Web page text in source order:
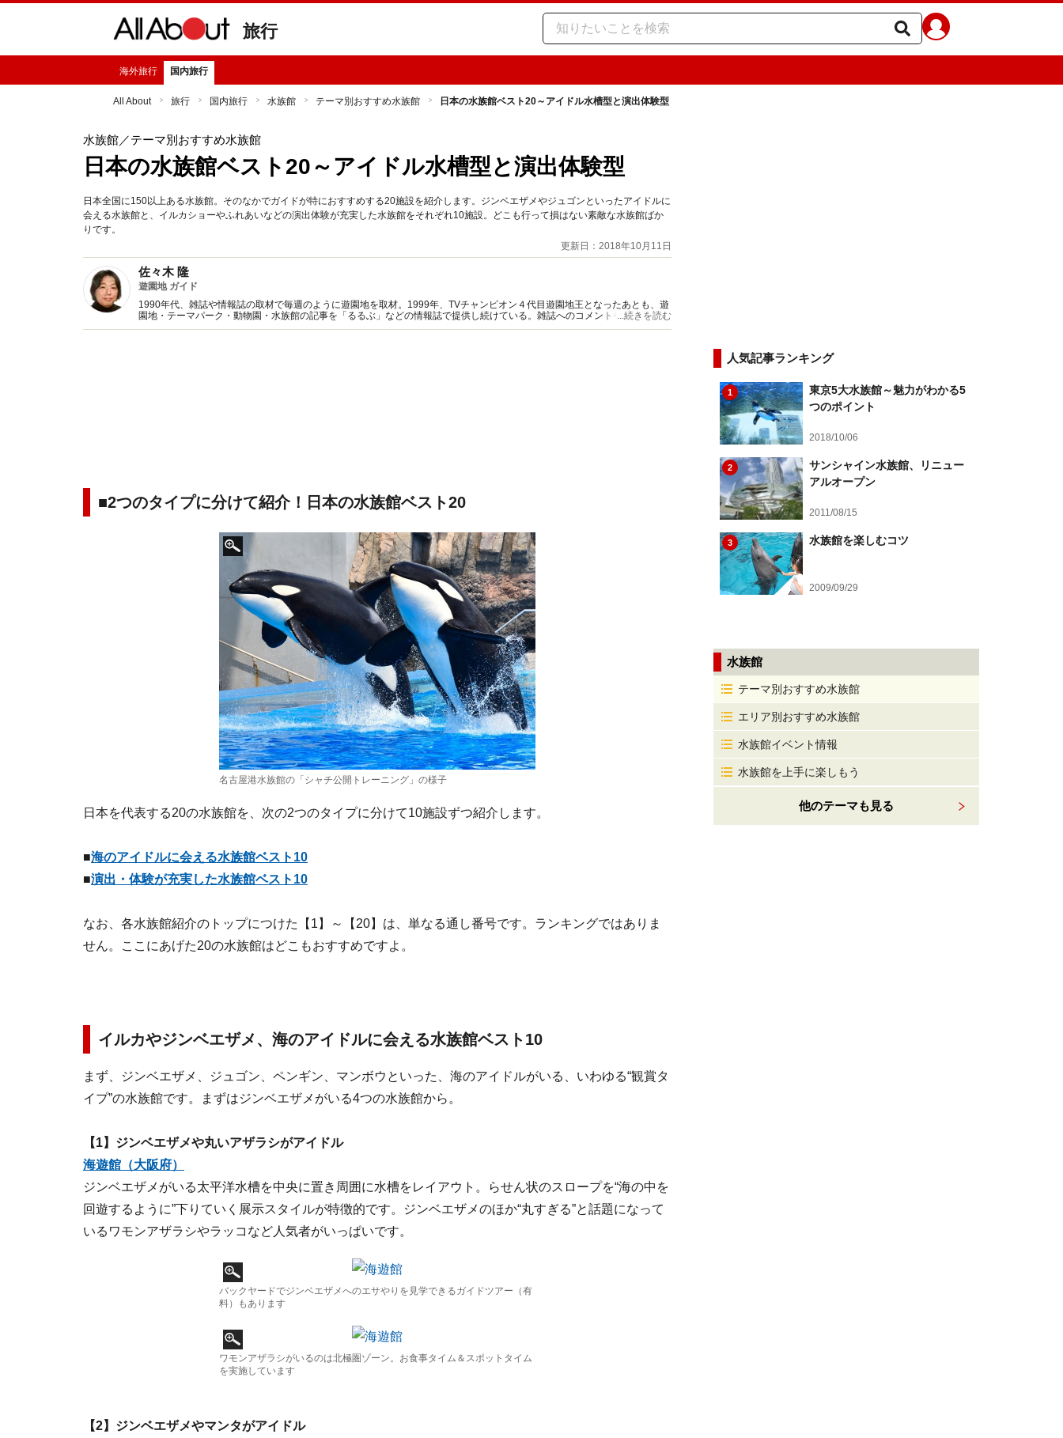
旅行
海外旅行 国内旅行
All About 旅行 国内旅行 水族館 テーマ別おすすめ水族館 日本の水族館ベスト20～アイドル水槽型と演出体験型
水族館／テーマ別おすすめ水族館
日本の水族館ベスト20～アイドル水槽型と演出体験型
日本全国に150以上ある水族館。そのなかでガイドが特におすすめする20施設を紹介します。ジンベエザメやジュゴンといったアイドルに
会える水族館と、イルカショーやふれあいなどの演出体験が充実した水族館をそれぞれ10施設。どこも行って損はない素敵な水族館ばか
りです。
更新日：2018年10月11日
佐々木 隆
遊園地 ガイド
1990年代、雑誌や情報誌の取材で毎週のように遊園地を取材。1999年、TVチャンピオン４代目遊園地王となったあとも、遊
園地・テーマパーク・動物園・水族館の記事を「るるぶ」などの情報誌で提供し続けている。雑誌へのコメントやテレビ・ラ
ジオ出演も多数。
...続きを読む
■2つのタイプに分けて紹介！日本の水族館ベスト20
名古屋港水族館の「シャチ公開トレーニング」の様子
日本を代表する20の水族館を、次の2つのタイプに分けて10施設ずつ紹介します。
■海のアイドルに会える水族館ベスト10
■演出・体験が充実した水族館ベスト10
なお、各水族館紹介のトップにつけた【1】～【20】は、単なる通し番号です。ランキングではありま
せん。ここにあげた20の水族館はどこもおすすめですよ。
イルカやジンベエザメ 、海のアイドルに会える水族館ベスト10
まず、ジンベエザメ、ジュゴン、ペンギン、マンボウといった、海のアイドルがいる、いわゆる“観賞タ
イプ”の水族館です。まずはジンベエザメがいる4つの水族館から。
【1】ジンベエザメや丸いアザラシがアイドル
海遊館（大阪府）
ジンベエザメがいる太平洋水槽を中央に置き周囲に水槽をレイアウト。らせん状のスロープを“海の中を
回遊するように”下りていく展示スタイルが特徴的です。ジンベエザメのほか“丸すぎる”と話題になって
いるワモンアザラシやラッコなど人気者がいっぱいです。
バックヤードでジンベエザメへのエサやりを見学できるガイドツアー（有
料）もあります
ワモンアザラシがいるのは北極圏ゾーン。お食事タイム＆スポットタイム
を実施しています
【2】ジンベエザメやマンタがアイドル
人気記事ランキング
1
東京5大水族館～魅力がわかる5
つのポイント
2018/10/06
2
サンシャイン水族館、リニュー
アルオープン
2011/08/15
3 水族館を楽しむコツ
2009/09/29
水族館
テーマ別おすすめ水族館
エリア別おすすめ水族館
水族館イベント情報
水族館を上手に楽しもう
他のテーマも見る